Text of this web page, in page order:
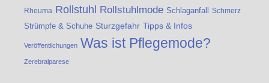
Rheuma Rollstuhl Rollstuhlmode Schlaganfall Schmerz
Strümpfe & Schuhe Sturzgefahr Tipps & Infos
Veröffentlichungen Was ist Pflegemode?
Zerebralparese